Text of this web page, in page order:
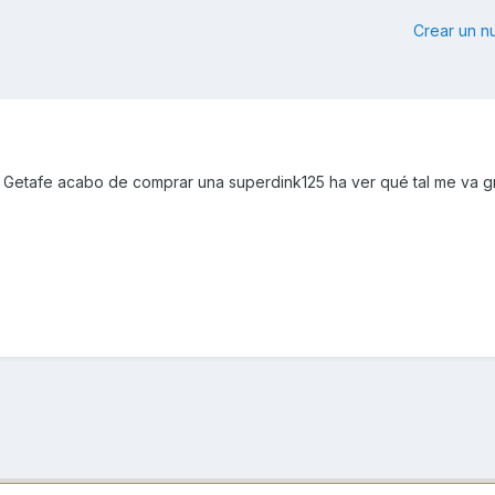
Crear un
acabo de comprar una superdink125 ha ver qué tal me va